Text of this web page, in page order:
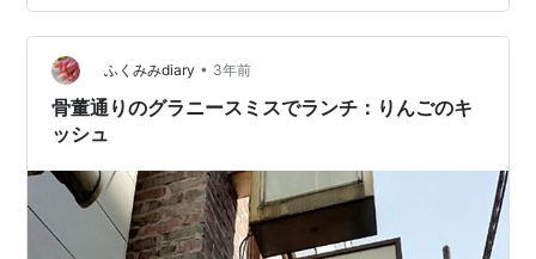
GRANNY SMITH APPLE PIE & COFFEE 青山店 場所は表
参道駅から徒歩5分くらい。 メインはアップルパイのお
店でカフェタイムは並んでいることもあるけど、意外と
ランチは空いている。 サーモンとク…
ふくみみdiary • 3年前
骨董通りのグラニースミスでランチ：りんごのキ
ッシュ